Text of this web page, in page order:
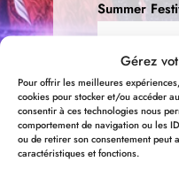
Gérez
Pour offrir les meilleures
cookies pour stocker et/ou accéder
consentir à ces technologies nous
comportement de navigation ou les
ou de retirer son consentement peut
caractéristiques et fonctions.
Summer
Summer